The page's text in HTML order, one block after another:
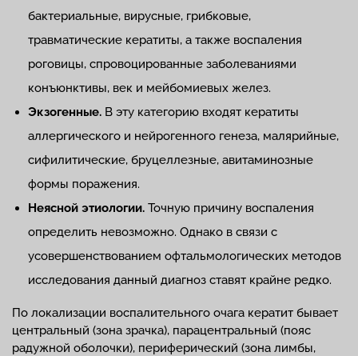
бактериальные, вирусные, грибковые,
травматические кератиты, а также воспаления
роговицы, спровоцированные заболеваниями
конъюнктивы, век и мейбомиевых желез.
Экзогенные. В эту категорию входят кератиты
аллергического и нейрогенного генеза, малярийные,
сифилитические, бруцеллезные, авитаминозные
формы поражения.
Неясной этиологии. Точную причину воспаления
определить невозможно. Однако в связи с
усовершенствованием офтальмологических методов
исследования данный диагноз ставят крайне редко.
По локализации воспалительного очага кератит бывает
центральный (зона зрачка), парацентральный (пояс
радужной оболочки), периферический (зона лимбы,